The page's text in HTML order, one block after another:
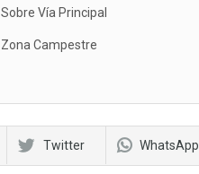
Sobre Vía Principal
Zona Campestre
Twitter WhatsApp